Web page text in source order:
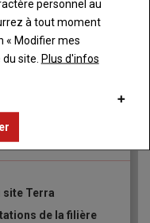
mois
site Terra
de la filière
personnel au
à tout moment
« Modifier mes
site. Plus d'infos